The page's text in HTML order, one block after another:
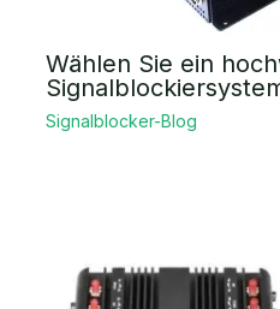
Wählen Sie ein
Signalblocker-Blog